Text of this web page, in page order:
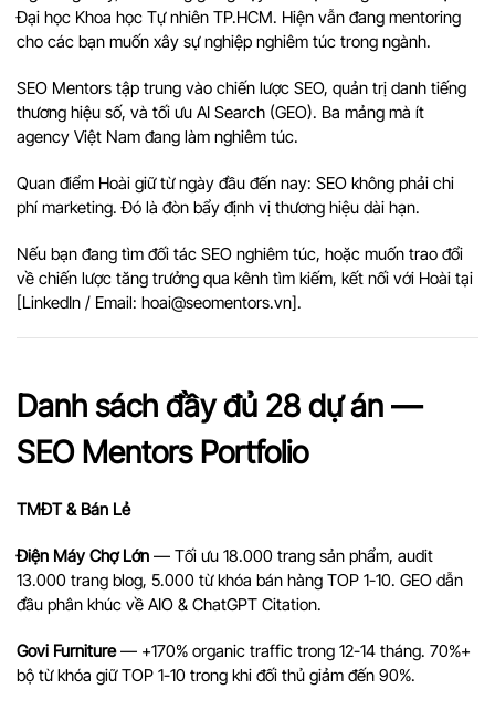
Đại học Khoa học Tự nhiên TP.HCM. Hiện vẫn đang mentoring
cho các bạn muốn xây sự nghiệp nghiêm túc trong ngành.
SEO Mentors tập trung vào chiến lược SEO, quản trị danh tiếng
thương hiệu số, và tối ưu AI Search (GEO). Ba mảng mà ít
agency Việt Nam đang làm nghiêm túc.
Quan điểm Hoài giữ từ ngày đầu đến nay: SEO không phải chi
phí marketing. Đó là đòn bẩy định vị thương hiệu dài hạn.
Nếu bạn đang tìm đối tác SEO nghiêm túc, hoặc muốn trao đổi
về chiến lược tăng trưởng qua kênh tìm kiếm, kết nối với Hoài tại
[LinkedIn / Email: hoai@seomentors.vn].
Danh sách đầy đủ 28 dự án —
SEO Mentors Portfolio
TMĐT & Bán Lẻ
Điện Máy Chợ Lớn — Tối ưu 18.000 trang sản phẩm, audit
13.000 trang blog, 5.000 từ khóa bán hàng TOP 1-10. GEO dẫn
đầu phân khúc về AIO & ChatGPT Citation.
Govi Furniture— +170% organic traffic trong 12-14 tháng. 70%+
bộ từ khóa giữ TOP 1-10 trong khi đối thủ giảm đến 90%.